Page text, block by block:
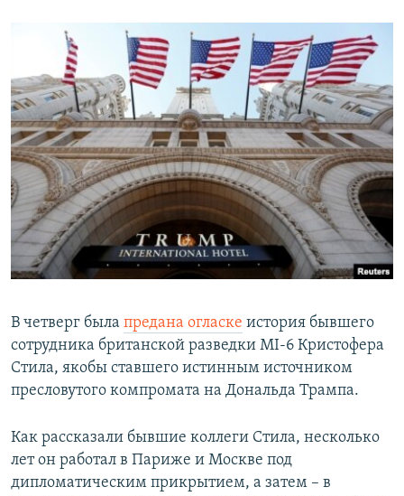
В четверг была предана огласке история бывшего
сотрудника британской разведки MI-6 Кристофера
Стила, якобы ставшего истинным источником
пресловутого компромата на Дональда Трампа.
Как рассказали бывшие коллеги Стила, несколько
лет он работал в Париже и Москве под
дипломатическим прикрытием, а затем – в